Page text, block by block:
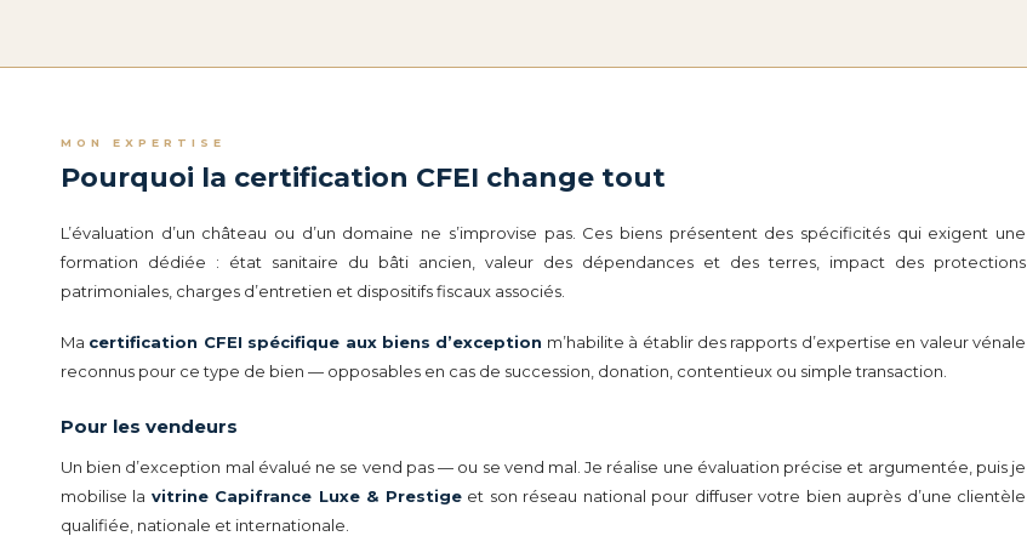
MON EXPERTISE
Pourquoi la certification CFEI change tout
L’évaluation d’un château ou d’un domaine ne s’improvise pas. Ces biens présentent des spécificités qui exigent une
formation dédiée : état sanitaire du bâti ancien, valeur des dépendances et des terres, impact des protections
patrimoniales, charges d’entretien et dispositifs fiscaux associés.
Ma certification CFEI spécifique aux biens d’exception m’habilite à établir des rapports d’expertise en valeur vénale
reconnus pour ce type de bien — opposables en cas de succession, donation, contentieux ou simple transaction.
Pour les vendeurs
Un bien d’exception mal évalué ne se vend pas — ou se vend mal. Je réalise une évaluation précise et argumentée, puis je
mobilise la vitrine Capifrance Luxe & Prestigeet son réseau national pour diffuser votre bien auprès d’une clientèle
qualifiée, nationale et internationale.